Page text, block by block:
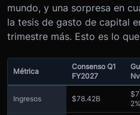
mundo, y una sorpresa en
la tesis de gasto de capital
trimestre más. Esto es lo
Métrica
Consenso Q1
FY2027
Ingresos $78.42B